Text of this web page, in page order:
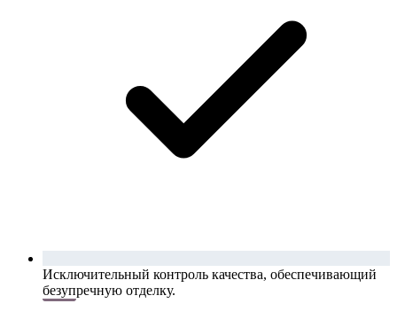
Исключительный контроль качества, обеспечивающий
безупречную отделку.